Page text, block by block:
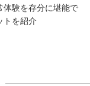
体験を存分に堪能で
トを紹介